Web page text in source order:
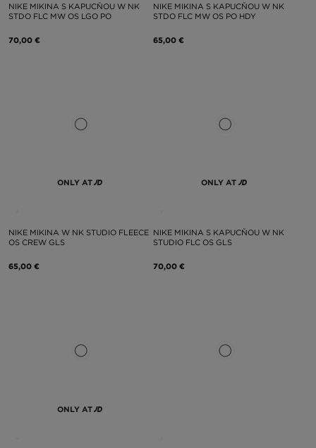
NIKE MIKINA S KAPUCŇOU W NK
STDO FLC MW OS LGO PO
70,00 €
NIKE MIKINA S KAPUCŇOU W NK
STDO FLC MW OS PO HDY
65,00 €
ONLY AT
NIKE MIKINA W NK STUDIO FLEECE
OS CREW GLS
65,00 €
ONLY AT
NIKE MIKINA S KAPUCŇOU W NK
STUDIO FLC OS GLS
70,00 €
ONLY AT